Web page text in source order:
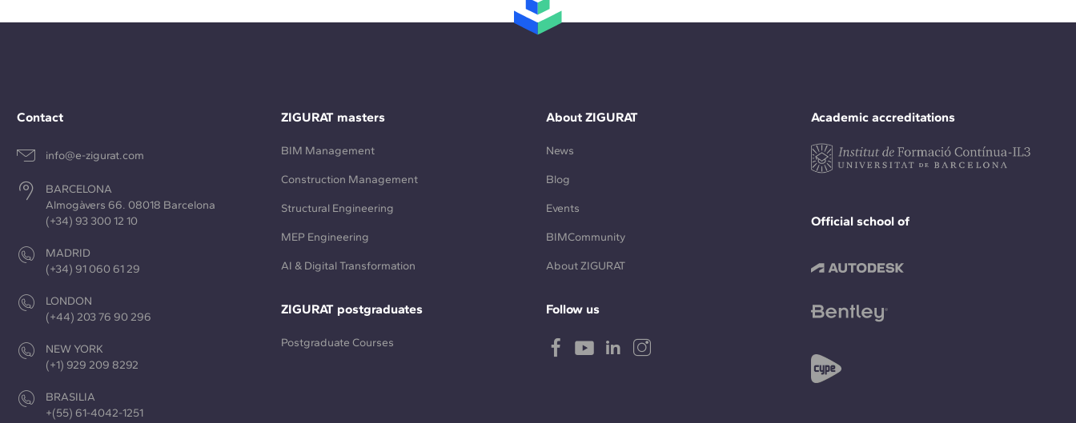
Contact
info@e-zigurat.com
BARCELONA
Almogàvers 66. 08018 Barcelona
(+34) 93 300 12 10
MADRID
(+34) 91 060 61 29
LONDON
(+44) 203 76 90 296
NEW YORK
(+1) 929 209 8292
BRASILIA
+(55) 61-4042-1251
Academic accreditations
Official school of
ZIGURAT masters
BIM Management
Construction Management
Structural Engineering
MEP Engineering
AI & Digital Transformation
ZIGURAT postgraduates
Postgraduate Courses
About ZIGURAT
News
Blog
Events
BIMCommunity
About ZIGURAT
Follow us